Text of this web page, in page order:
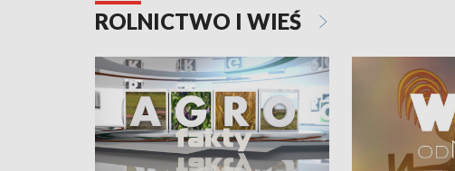
ROLNICTWO I WIEŚ